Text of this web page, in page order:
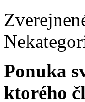
Ponuka
ktorého